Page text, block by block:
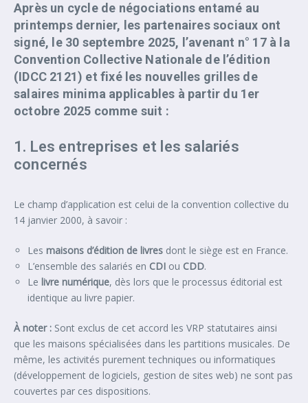
Après un cycle de négociations entamé au
printemps dernier, les partenaires sociaux ont
signé, le 30 septembre 2025, l’avenant n° 17 à la
Convention Collective Nationale de l’édition
(IDCC 2121) et fixé les nouvelles grilles de
salaires minima applicables à partir du 1er
octobre 2025 comme suit :
1. Les entreprises et les salariés
concernés
Le champ d’application est celui de la convention collective du
14 janvier 2000, à savoir :
Les maisons d’édition de livres dont le siège est en France.
L’ensemble des salariés en CDI ou CDD.
Le livre numérique, dès lors que le processus éditorial est
identique au livre papier.
À noter : Sont exclus de cet accord les VRP statutaires ainsi
que les maisons spécialisées dans les partitions musicales. De
même, les activités purement techniques ou informatiques
(développement de logiciels, gestion de sites web) ne sont pas
couvertes par ces dispositions.